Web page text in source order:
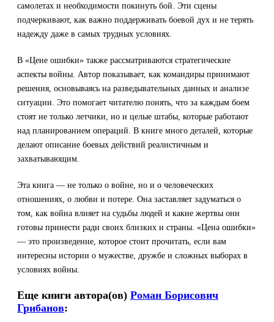
самолетах и необходимости покинуть бой. Эти сцены
подчеркивают, как важно поддерживать боевой дух и не терять
надежду даже в самых трудных условиях.
В «Цене ошибки» также рассматриваются стратегические
аспекты войны. Автор показывает, как командиры принимают
решения, основываясь на разведывательных данных и анализе
ситуации. Это помогает читателю понять, что за каждым боем
стоят не только летчики, но и целые штабы, которые работают
над планированием операций. В книге много деталей, которые
делают описание боевых действий реалистичным и
захватывающим.
Эта книга — не только о войне, но и о человеческих
отношениях, о любви и потере. Она заставляет задуматься о
том, как война влияет на судьбы людей и какие жертвы они
готовы принести ради своих близких и страны. «Цена ошибки»
— это произведение, которое стоит прочитать, если вам
интересны истории о мужестве, дружбе и сложных выборах в
условиях войны.
Еще книги автора(ов) Роман Борисович
Грибанов: